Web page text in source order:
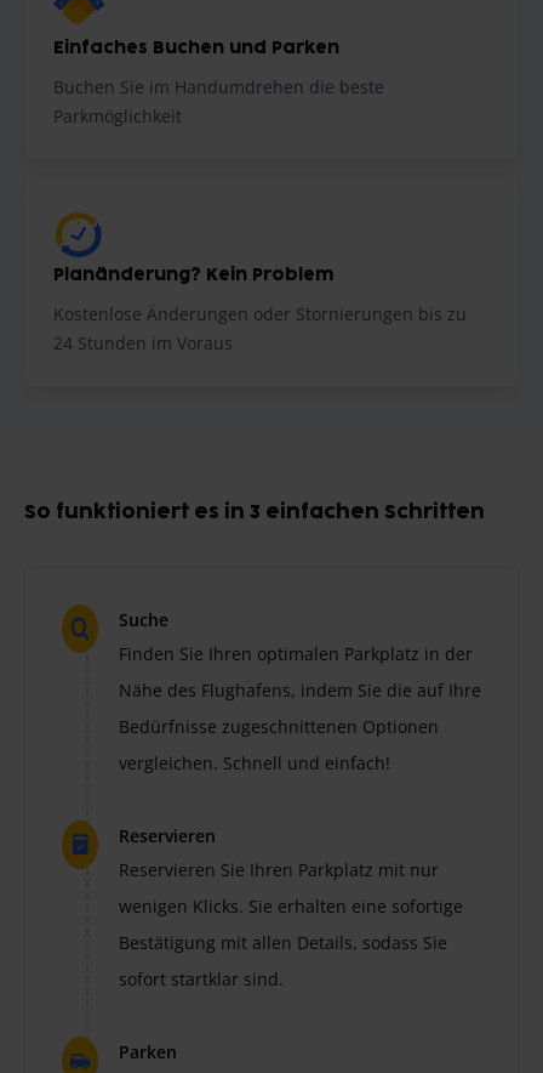
Einfaches Buchen und Parken
Buchen Sie im Handumdrehen die beste
Parkmöglichkeit
Planänderung? Kein Problem
Kostenlose Änderungen oder Stornierungen bis zu
24 Stunden im Voraus
So funktioniert es in 3 einfachen Schritten
Suche
Finden Sie Ihren optimalen Parkplatz in der
Nähe des Flughafens, indem Sie die auf Ihre
Bedürfnisse zugeschnittenen Optionen
vergleichen. Schnell und einfach!
Reservieren
Reservieren Sie Ihren Parkplatz mit nur
wenigen Klicks. Sie erhalten eine sofortige
Bestätigung mit allen Details, sodass Sie
sofort startklar sind.
Parken